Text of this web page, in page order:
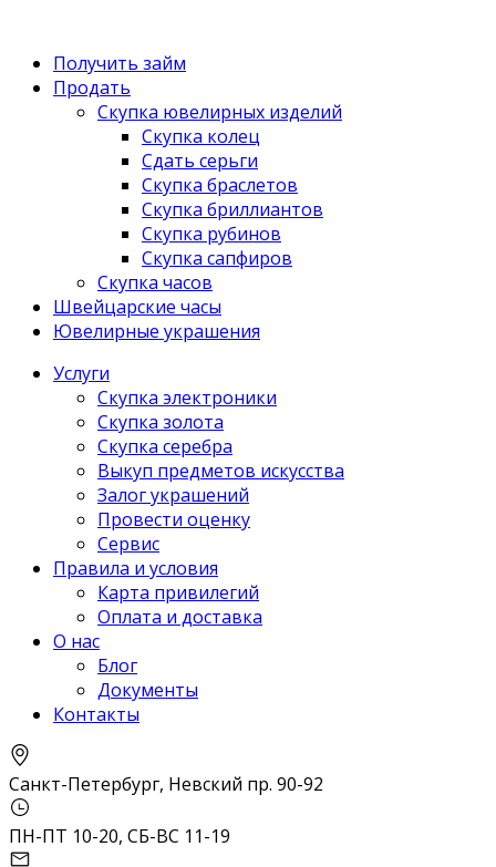
Получить займ
Продать
Скупка ювелирных изделий
Скупка колец
Сдать серьги
Скупка браслетов
Скупка бриллиантов
Скупка рубинов
Скупка сапфиров
Скупка часов
Швейцарские часы
Ювелирные украшения
Услуги
Скупка электроники
Скупка золота
Скупка серебра
Выкуп предметов искусства
Залог украшений
Провести оценку
Сервис
Правила и условия
Карта привилегий
Оплата и доставка
О нас
Блог
Документы
Контакты
Санкт-Петербург, Невский пр. 90-92
ПН-ПТ 10-20, СБ-ВС 11-19